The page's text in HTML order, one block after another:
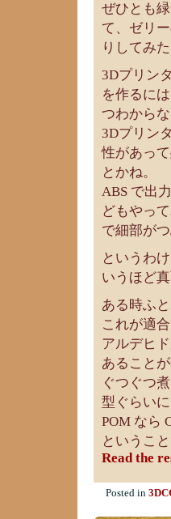
ぜひとも
て、ゼリ
りしてみ
3Dプリン
を作るに
つわから
3Dプリン
性があっ
とかね。
ABS で出
どもやっ
で細部が
というわ
いうほど
ある時ふ
これが適
アルデヒ
あることが
ぐつぐつ
型ぐらいに
POM なら
というこ
Read the
Posted in